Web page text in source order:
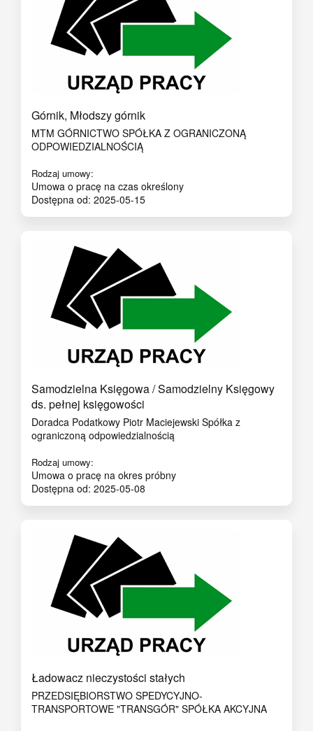
Górnik, Młodszy górnik
MTM GÓRNICTWO SPÓŁKA Z OGRANICZONĄ
ODPOWIEDZIALNOŚCIĄ
Rodzaj umowy:
Umowa o pracę na czas określony
Dostępna od: 2025-05-15
Samodzielna Księgowa / Samodzielny Księgowy
ds. pełnej księgowości
Doradca Podatkowy Piotr Maciejewski Spółka z
ograniczoną odpowiedzialnością
Rodzaj umowy:
Umowa o pracę na okres próbny
Dostępna od: 2025-05-08
Ładowacz nieczystości stałych
PRZEDSIĘBIORSTWO SPEDYCYJNO-
TRANSPORTOWE "TRANSGÓR" SPÓŁKA AKCYJNA